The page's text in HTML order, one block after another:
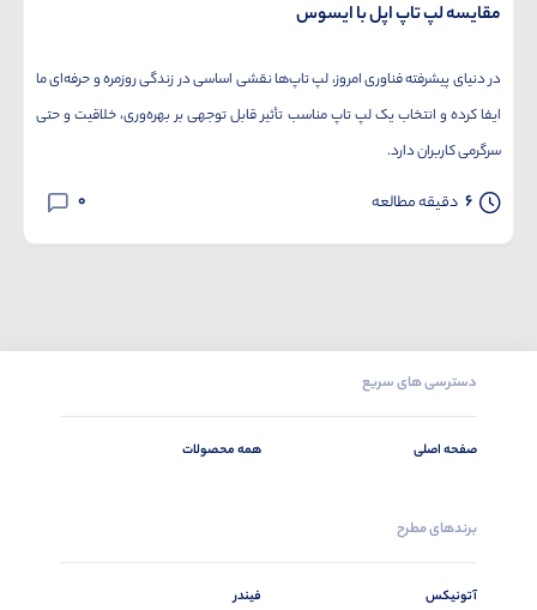
مقایسه لپ تاپ اپل با ایسوس
در دنیای پیشرفته فناوری امروز، لپ تاپ‌ها نقشی اساسی در زندگی روزمره و حرفه‌ای ما
ایفا کرده و انتخاب یک لپ تاپ مناسب تأثیر قابل توجهی بر بهره‌وری، خلاقیت و حتی
سرگرمی کاربران دارد.
6 دقیقه مطالعه 0
دسترسی های سریع
صفحه اصلی همه محصولات
برندهای مطرح
آتونیکس
فیندر